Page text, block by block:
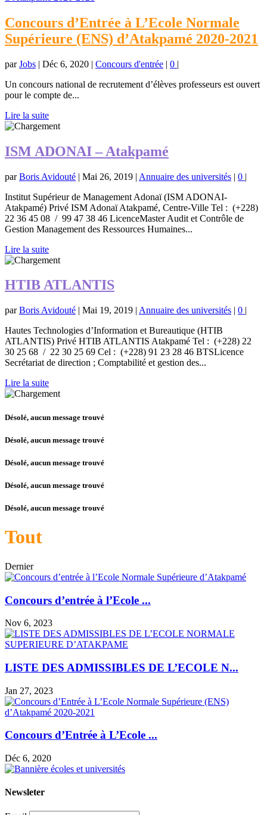
Concours d’Entrée à L’Ecole Normale
Supérieure (ENS) d’Atakpamé 2020-2021
parJobs | Déc 6, 2020 | Concours d'entrée | 0 |
Un concours national de recrutement d’élèves professeurs est ouvert
pour le compte de...
Lire la suite
ISM ADONAI – Atakpamé
parBoris Avidouté | Mai 26, 2019 | Annuaire des universités | 0 |
Institut Supérieur de Management Adonaï (ISM ADONAI-
Atakpamé) Privé ISM Adonaï Atakpamé, Centre-Ville Tel : (+228)
22 36 45 08 / 99 47 38 46 LicenceMaster Audit et Contrôle de
Gestion Management des Ressources Humaines...
Lire la suite
HTIB ATLANTIS
parBoris Avidouté | Mai 19, 2019 | Annuaire des universités | 0 |
Hautes Technologies d’Information et Bureautique (HTIB
ATLANTIS) Privé HTIB ATLANTIS Atakpamé Tel : (+228) 22
30 25 68 / 22 30 25 69 Cel : (+228) 91 23 28 46 BTSLicence
Secrétariat de direction ; Comptabilité et gestion des...
Lire la suite
Désolé, aucun message trouvé
Désolé, aucun message trouvé
Désolé, aucun message trouvé
Désolé, aucun message trouvé
Désolé, aucun message trouvé
Tout
Dernier
Concours d’entrée à l’Ecole ...
Nov 6, 2023
LISTE DES ADMISSIBLES DE L’ECOLE N...
Jan 27, 2023
Concours d’Entrée à L’Ecole ...
Déc 6, 2020
Newsleter